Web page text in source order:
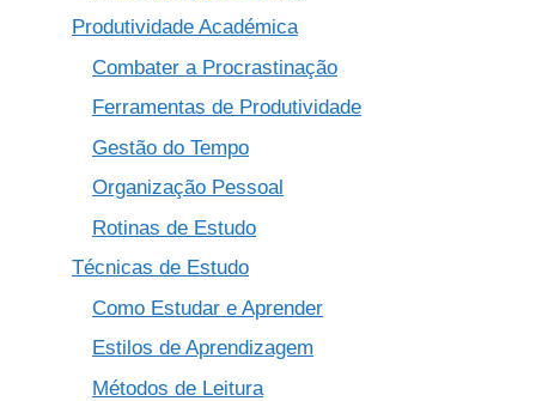
Produtividade Académica
Combater a Procrastinação
Ferramentas de Produtividade
Gestão do Tempo
Organização Pessoal
Rotinas de Estudo
Técnicas de Estudo
Como Estudar e Aprender
Estilos de Aprendizagem
Métodos de Leitura